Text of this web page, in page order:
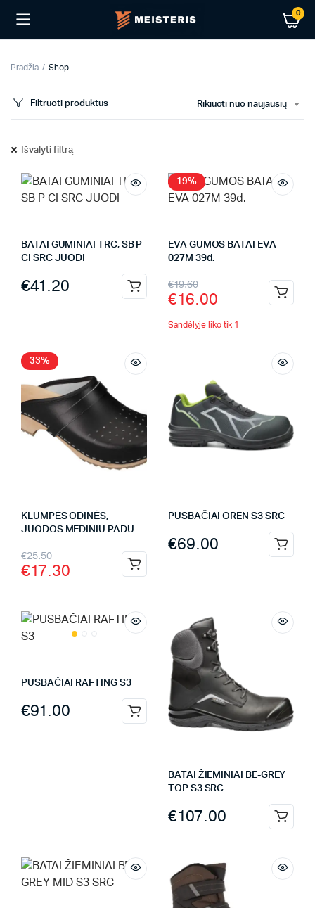
0
Pradžia Shop
Filtruoti produktus Rikiuoti nuo naujausių
Išvalyti filtrą
BATAI GUMINIAI TRC, SB P
CI SRC JUODI
€41.20
19%
EVA GUMOS BATAI EVA
027M 39d.
€19.60
€16.00
Sandėlyje liko tik 1
33%
KLUMPĖS ODINĖS,
JUODOS MEDINIU PADU
€25.50
€17.30
PUSBAČIAI OREN S3 SRC
€69.00
PUSBAČIAI RAFTING S3
€91.00
BATAI ŽIEMINIAI BE-GREY
TOP S3 SRC
€107.00